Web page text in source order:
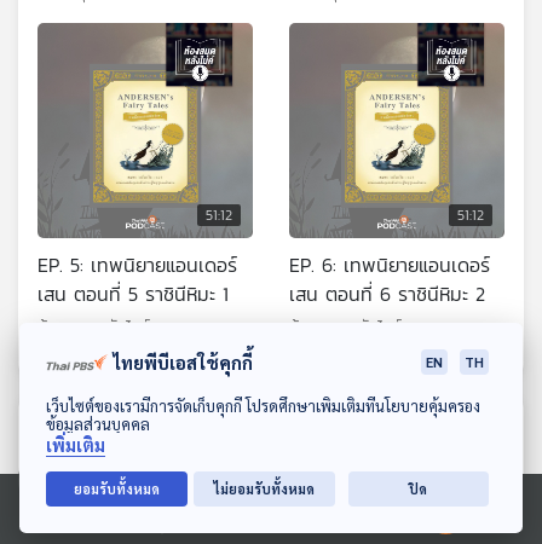
ดาวน์โหลด Thai PBS Podcast Application
Ⓒ 2020 องค์การกระจายเสียงและแพร่ภาพสาธารณะแห่งประเทศไทย
51:12
EP. 5: เทพนิยายแอนเดอร์
เสน ตอนที่ 5 ราชินีหิมะ 1
ห้องสมุดหลังไมค์
51:12
EP. 6: เทพนิยายแอนเดอร์
เสน ตอนที่ 6 ราชินีหิมะ 2
ห้องสมุดหลังไมค์
ตอนที่เกี่ยวข้อง
ไทยพีบีเอสใช้คุกกี้ EN TH
เว็บไซต์ของเรามีการจัดเก็บคุกกี้ โปรดศึกษาเพิ่มเติมที่นโยบายคุ้มครอง
ข้อมูลส่วนบุคคล
เพิ่มเติม
ยอมรับทั้งหมด ไม่ยอมรับทั้งหมด ปิด